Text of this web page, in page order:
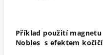
Příklad použití magnetu
Nobles s efektem